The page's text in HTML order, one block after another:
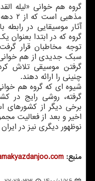
گروه هم خوانی «لیله
آثار موسیقایی در
گروه که در ابتدا
توجه مخاطبان قرار
سبک جدیدی از هم خوانی
گرفتن موسیقی تلاش
چنینی را ارائه دهند.
شیوه ای که گروه هم
گرفته، روشی رایج در
برخی دیگر از کشورهای
اخیر و بعد از فعالیت
نوظهور دیگری نیز در
منبع: